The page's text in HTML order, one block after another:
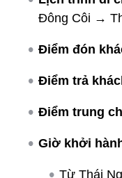
Đông Côi →
Điểm đón
Điểm trả
Điểm trung
Giờ khởi
Từ Thái